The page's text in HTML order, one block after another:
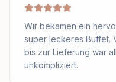
Wir bekamen ein
super leckeres Buffet.
bis zur Lieferung war
unkompliziert.